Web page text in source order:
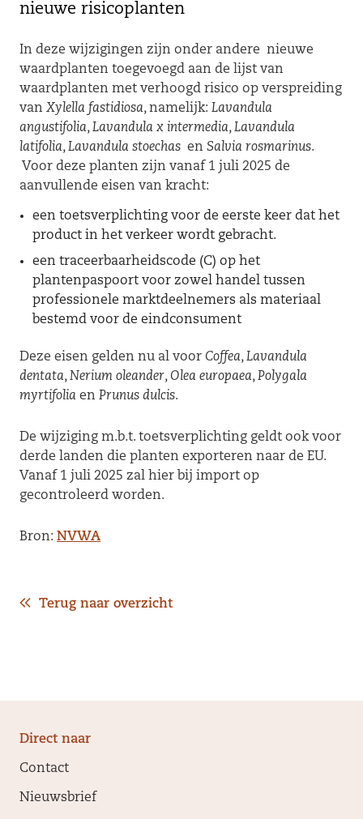
nieuwe risicoplanten
In deze wijzigingen zijn onder andere nieuwe
waardplanten toegevoegd aan de lijst van
waardplanten met verhoogd risico op verspreiding
van Xylella fastidiosa, namelijk: Lavandula
angustifolia,Lavandula x intermedia,Lavandula
latifolia,Lavandula stoechas en Salvia rosmarinus.
Voor deze planten zijn vanaf 1 juli 2025 de
aanvullende eisen van kracht:
een toetsverplichting voor de eerste keer dat het
product in het verkeer wordt gebracht.
een traceerbaarheidscode (C) op het
plantenpaspoort voor zowel handel tussen
professionele marktdeelnemers als materiaal
bestemd voor de eindconsument
Deze eisen gelden nu al voor Coffea,Lavandula
dentata,Nerium oleander,Olea europaea,Polygala
myrtifolia en Prunus dulcis.
De wijziging m.b.t. toetsverplichting geldt ook voor
derde landen die planten exporteren naar de EU.
Vanaf 1 juli 2025 zal hier bij import op
gecontroleerd worden.
Bron: NVWA
Terug naar overzicht
Direct naar
Contact
Nieuwsbrief